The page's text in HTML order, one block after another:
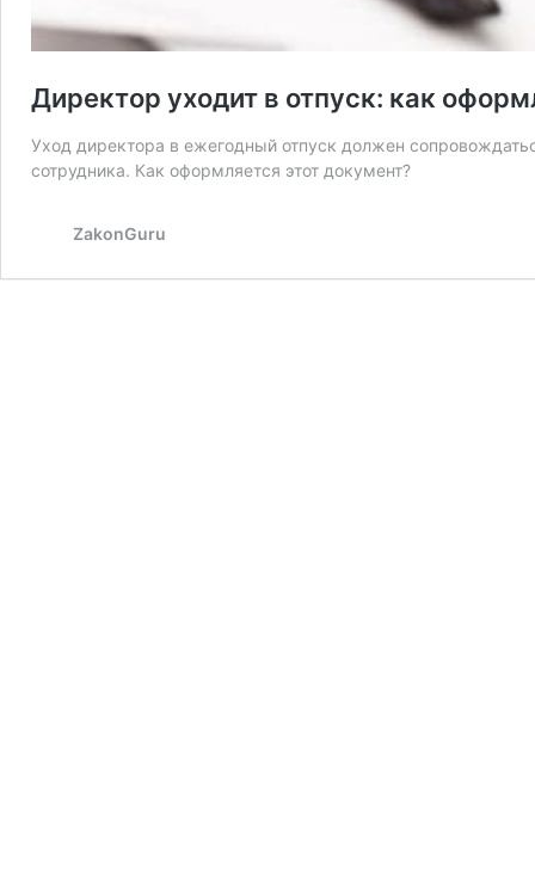
Директор уходит в отпуск: как
Уход директора в ежегодный отпуск должен
сотрудника. Как оформляется этот документ?
ZakonGuru